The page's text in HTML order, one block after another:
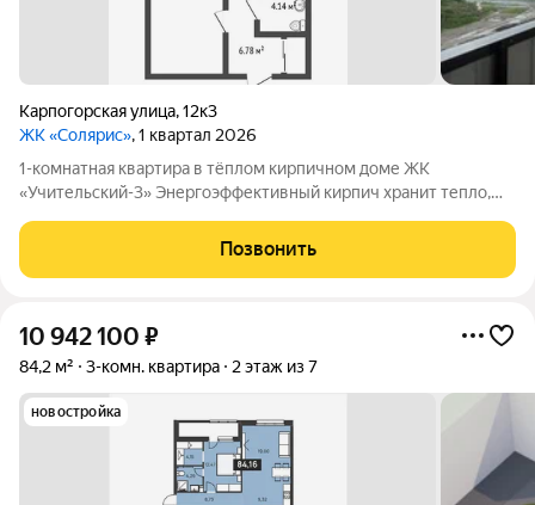
Карпогорская улица,12к3
ЖК «Солярис», 1 квартал 2026
1-комнатная квартира в тёплом кирпичном доме ЖК
«Учительский-3» Энергоэффективный кирпич хранит тепло,
Позвонить
10 942 100 ₽
84,2 м² 3-комн. квартира 2 этаж из 7
новостройка